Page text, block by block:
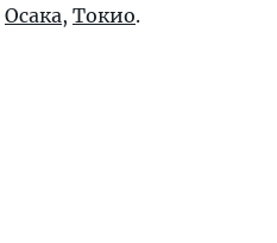
Осака, Токио.